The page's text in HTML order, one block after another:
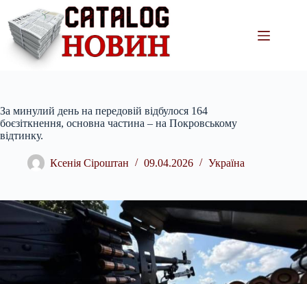
вмісту
За минулий день на передовій відбулося 164
боєзіткнення, основна частина – на Покровському
відтинку.
Ксенія Сіроштан 09.04.2026 Україна